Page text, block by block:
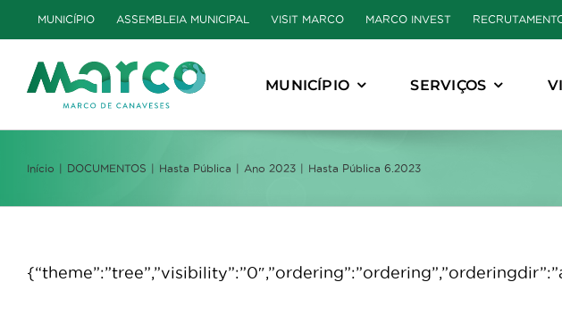
to
content
MUNICÍPIO ASSEMBLEIA MUNICIPAL VISIT MARCO MARCO INVEST
MUNICÍPIO SERVIÇOS
Início DOCUMENTOS Hasta Pública Ano 2023 Hasta Pública 6.2023